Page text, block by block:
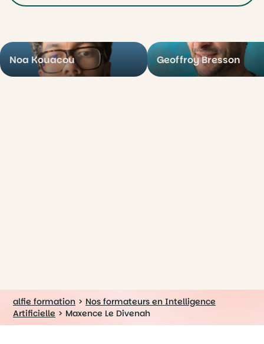
Noa Kouacou Geoffroy Bresson
alfie formation > Nos formateurs en Intelligence
Artificielle > Maxence Le Divenah